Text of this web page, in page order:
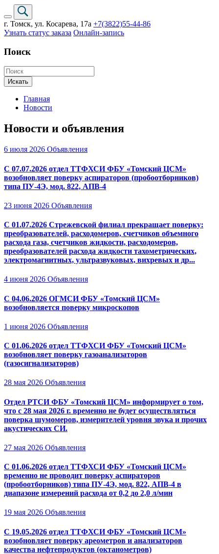
г. Томск, ул. Косарева, 17а +7(3822)55-44-86
Узнать статус заказа Онлайн-запись
Поиск
Искать
Главная
Новости
Новости и объявления
6 июля 2026 Объявления
С 07.07.2026 отдел ТТФХСИ ФБУ «Томский ЦСМ»
возобновляет поверку аспираторов (пробоотборников)
типа ПУ-4Э, мод. 822, АПВ-4
23 июня 2026 Объявления
С 01.07.2026 Стрежевской филиал прекращает поверку:
преобразователей, расходомеров, счетчиков объемного
расхода газа, счетчиков жидкости, расходомеров,
преобразователей расхода жидкости тахометрических,
электромагнитных, ультразвуковых, вихревых и др...
4 июня 2026 Объявления
С 04.06.2026 ОГМСИ ФБУ «Томский ЦСМ»
возобновляется поверку микроскопов
1 июня 2026 Объявления
С 01.06.2026 отдел ТТФХСИ ФБУ «Томский ЦСМ»
возобновляет поверку газоанализаторов
(газосигнализаторов)
28 мая 2026 Объявления
Отдел РТСИ ФБУ «Томский ЦСМ» информирует о том,
что с 28 мая 2026 г. временно не будет осуществляться
поверка шумомеров, измерителей уровня звука и прочих
акустических СИ.
27 мая 2026 Объявления
С 01.06.2026 отдел ТТФХСИ ФБУ «Томский ЦСМ»
временно не проводит поверку аспираторов
(пробоотборников) типа ПУ-4Э, мод. 822, АПВ-4 в
диапазоне измерений расхода от 0,2 до 2,0 л/мин
19 мая 2026 Объявления
С 19.05.2026 отдел ТТФХСИ ФБУ «Томский ЦСМ»
возобновляет поверку ареометров и анализаторов
качества нефтепродуктов (октанометров)